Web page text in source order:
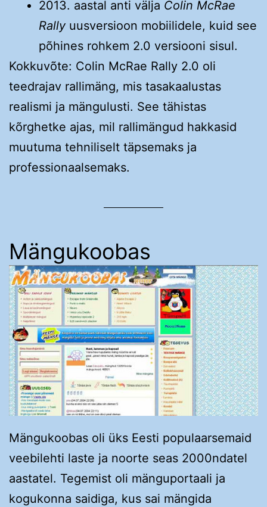
2013. aastal anti välja Colin McRae
Rallyuusversioon mobiilidele, kuid see
põhines rohkem 2.0 versiooni sisul.
Kokkuvõte: Colin McRae Rally 2.0 oli
teedrajav rallimäng, mis tasakaalustas
realismi ja mängulusti. See tähistas
kõrghetke ajas, mil rallimängud hakkasid
muutuma tehniliselt täpsemaks ja
professionaalsemaks.
Mängukoobas
Mängukoobas oli üks Eesti populaarsemaid
veebilehti laste ja noorte seas 2000ndatel
aastatel. Tegemist oli mänguportaali ja
kogukonna saidiga, kus sai mängida